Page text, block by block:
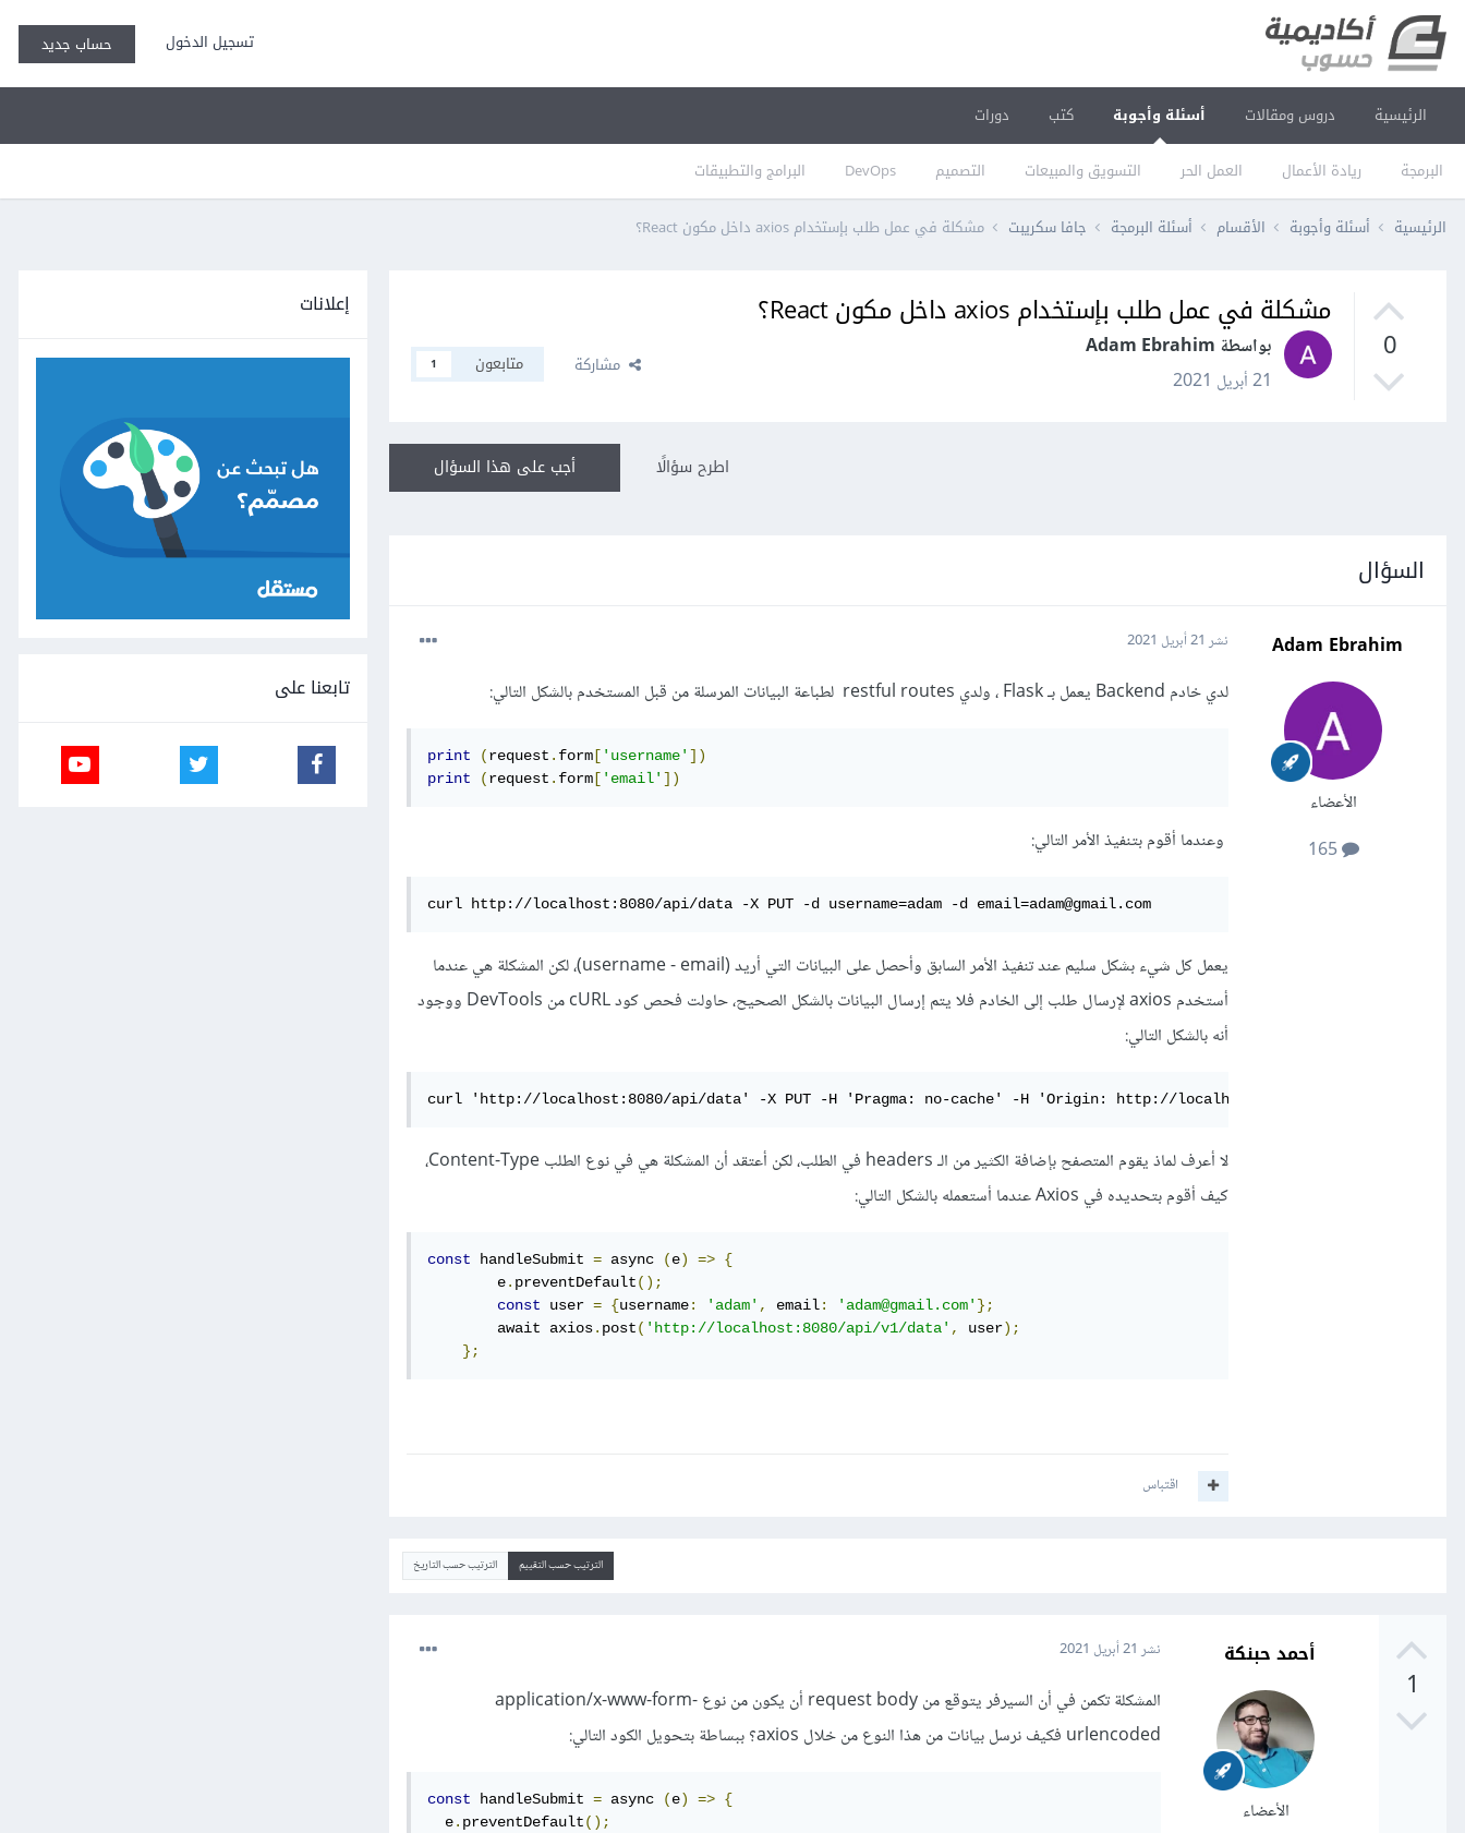
تسجيل الدخول حساب جديد
الرئيسية دروس ومقالات أسئلة وأجوبة
البرمجة ريادة الأعمال العمل الحر التسويق والمبيعات التصميم DevOps البرامج والتطبيقات
كتب دورات
الرئيسية أسئلة وأجوبة الأقسام أسئلة البرمجة جافا سكريبت مشكلة في عمل طلب بإستخدام axios داخل مكون React؟
0
مشكلة في عمل طلب بإستخدام axios داخل مكون React؟
بواسطة Adam Ebrahim
21 أبريل 2021
مشاركة متابعون 1
أجب على هذا السؤال اطرح سؤالًا
السؤال
Adam Ebrahim
الأعضاء
165
نشر 21 أبريل 2021
لدي خادم Backend يعمل بـ Flask ، ولدي restful routes لطباعة البيانات المرسلة من قبل المستخدم بالشكل التالي:
print (request . form [ 'username' ])
print
(request . form [ 'email' ])
وعندما أقوم بتنفيذ الأمر التالي:
curl http://localhost:8080/api/data -X PUT -d username=adam -d email=adam@gmail.com
يعمل كل شيء بشكل سليم عند تنفيذ الأمر السابق وأحصل على البيانات التي أريد (username - email)، لكن المشكلة هي عندما
أستخدم axios لإرسال طلب إلى الخادم فلا يتم إرسال البيانات بالشكل الصحيح، حاولت فحص كود cURL من DevTools ووجود
أنه بالشكل التالي:
curl 'http://localhost:8080/api/data' -X PUT -H 'Pragma: no-cache' -H 'Origin: http://localhost:8080' -H 'Accept-
لا أعرف لماذ يقوم المتصفح بإضافة الكثير من الـ headers في الطلب، لكن أعتقد أن المشكلة هي في نوع الطلب Content-Type،
كيف أقوم بتحديده في Axios عندما أستعمله بالشكل التالي:
const handleSubmit = async (e) => {
        e
. preventDefault();
const user = {username: 'adam' , email: 'adam@gmail.com' };
        await axios
. post( 'http://localhost:8080/api/v1/data' , user);
};
اقتباس
الترتيب حسب التقييم الترتيب حسب التاريخ
1
أحمد حبنكة
الأعضاء
نشر 21 أبريل 2021
المشكلة تكمن في أن السيرفر يتوقع من request body أن يكون من نوع application/x-www-form-
urlencoded فكيف نرسل بيانات من هذا النوع من خلال axios؟ ببساطة بتحويل الكود التالي:
const handleSubmit = async (e) => {
  e
. preventDefault();
إعلانات
تابعنا على